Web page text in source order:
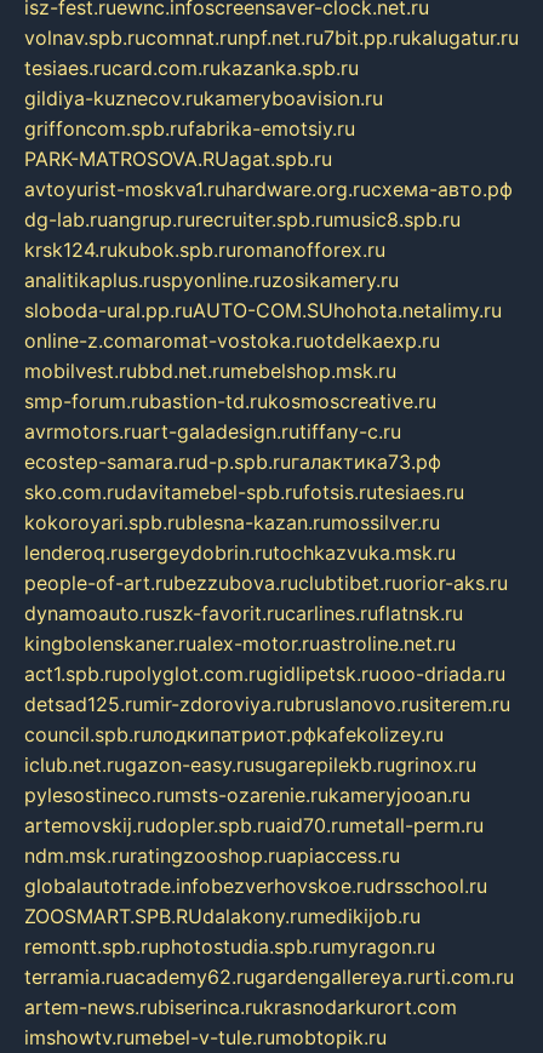
isz-fest.ruewnc.infoscreensaver-clock.net.ru
volnav.spb.rucomnat.runpf.net.ru7bit.pp.rukalugatur.ru
tesiaes.rucard.com.rukazanka.spb.ru
gildiya-kuznecov.rukameryboavision.ru
griffoncom.spb.rufabrika-emotsiy.ru
PARK-MATROSOVA.RUagat.spb.ru
avtoyurist-moskva1.ruhardware.org.ruсхема-авто.рф
dg-lab.ruangrup.rurecruiter.spb.rumusic8.spb.ru
krsk124.rukubok.spb.ruromanofforex.ru
analitikaplus.ruspyonline.ruzosikamery.ru
sloboda-ural.pp.ruAUTO-COM.SUhohota.netalimy.ru
online-z.comaromat-vostoka.ruotdelkaexp.ru
mobilvest.rubbd.net.rumebelshop.msk.ru
smp-forum.rubastion-td.rukosmoscreative.ru
avrmotors.ruart-galadesign.rutiffany-c.ru
ecostep-samara.rud-p.spb.ruгалактика73.рф
sko.com.rudavitamebel-spb.rufotsis.rutesiaes.ru
kokoroyari.spb.rublesna-kazan.rumossilver.ru
lenderoq.rusergeydobrin.rutochkazvuka.msk.ru
people-of-art.rubezzubova.ruclubtibet.ruorior-aks.ru
dynamoauto.ruszk-favorit.rucarlines.ruflatnsk.ru
kingbolenskaner.rualex-motor.ruastroline.net.ru
act1.spb.rupolyglot.com.rugidlipetsk.ruooo-driada.ru
detsad125.rumir-zdoroviya.rubruslanovo.rusiterem.ru
council.spb.ruлодкипатриот.рфkafekolizey.ru
iclub.net.rugazon-easy.rusugarepilekb.rugrinox.ru
pylesostineco.rumsts-ozarenie.rukameryjooan.ru
artemovskij.rudopler.spb.ruaid70.rumetall-perm.ru
ndm.msk.ruratingzooshop.ruapiaccess.ru
globalautotrade.infobezverhovskoe.rudrsschool.ru
ZOOSMART.SPB.RUdalakony.rumedikijob.ru
remontt.spb.ruphotostudia.spb.rumyragon.ru
terramia.ruacademy62.rugardengallereya.rurti.com.ru
artem-news.rubiserinca.rukrasnodarkurort.com
imshowtv.rumebel-v-tule.rumobtopik.ru